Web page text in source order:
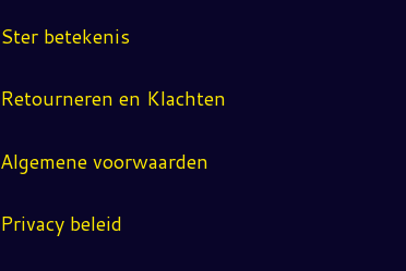
Ster betekenis
Retourneren en Klachten
Algemene voorwaarden
Privacy beleid